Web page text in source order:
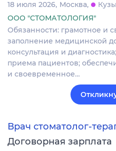
18 июля 2026 Москва
ООО "СТОМАТОЛОГИЯ"
Обязанности: грамотное и
заполнение медицинской
консультация и
приема пациентов;
и своевременное…
Врач стоматолог-
Договорная зарплата